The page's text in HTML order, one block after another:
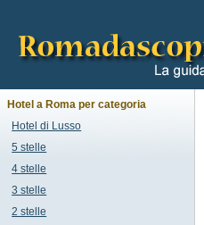
Hotel a Roma per categoria
Hotel di Lusso
5 stelle
4 stelle
3 stelle
2 stelle